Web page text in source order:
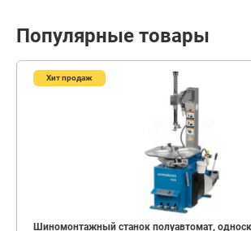
Популярные товары
Хит продаж
Шиномонтажный станок полуавтомат,